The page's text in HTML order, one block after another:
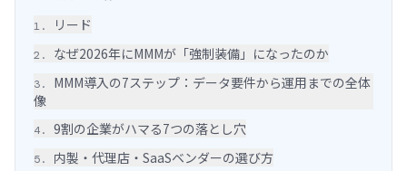
1. リード
2 . なぜ2026年にMMMが「強制装備」になったのか
3.
MMM導入の7ステップ：データ要件から運用までの全体
像
4. 9割の企業がハマる7つの落とし穴
5. 内製・代理店・SaaSベンダーの選び方